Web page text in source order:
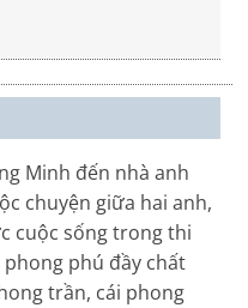
Minh đến nhà anh
chuyện giữa hai anh,
cuộc sống trong thi
phú đầy chất
trần, cái phong